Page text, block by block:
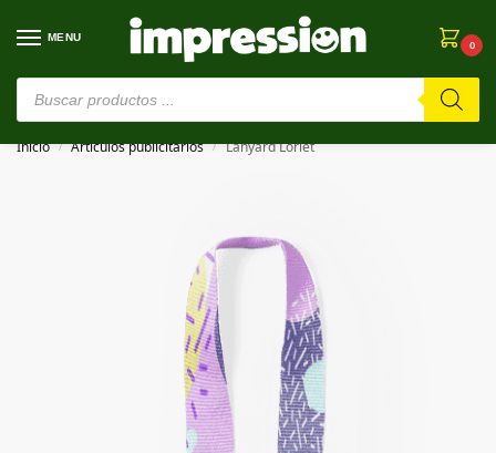
MENU
0
⚠️ Estamos en pruebas. Si algo falla, ¡Perdón!⚠️
Inicio / Artículos publicitarios / Lanyard Loriet